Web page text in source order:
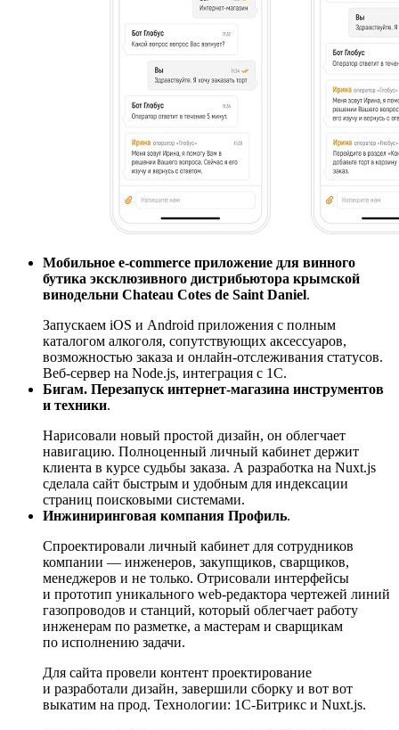
Мобильное e-commerce приложение для винного
бутика эксклюзивного дистрибьютора крымской
винодельни Chateau Cotes de Saint Daniel.
Запускаем iOS и Android приложения с полным
каталогом алкоголя, сопутствующих аксессуаров,
возможностью заказа и онлайн-отслеживания статусов.
Веб-сервер на Node.js, интеграция с 1С.
Бигам. Перезапуск интернет-магазина инструментов
и техники.
Нарисовали новый простой дизайн, он облегчает
навигацию. Полноценный личный кабинет держит
клиента в курсе судьбы заказа. А разработка на Nuxt.js
сделала сайт быстрым и удобным для индексации
страниц поисковыми системами.
Инжиниринговая компания Профиль.
Спроектировали личный кабинет для сотрудников
компании — инженеров, закупщиков, сварщиков,
менеджеров и не только. Отрисовали интерфейсы
и прототип уникального web-редактора чертежей линий
газопроводов и станций, который облегчает работу
инженерам по разметке, а мастерам и сварщикам
по исполнению задачи.
Для сайта провели контент проектирование
и разработали дизайн, завершили сборку и вот вот
выкатим на прод. Технологии: 1С-Битрикс и Nuxt.js.